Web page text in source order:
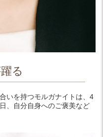
る
いを持つモルガナイトは、4
、自分自身へのご褒美など